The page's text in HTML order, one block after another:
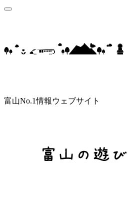
富山No.1情報ウェブサイト